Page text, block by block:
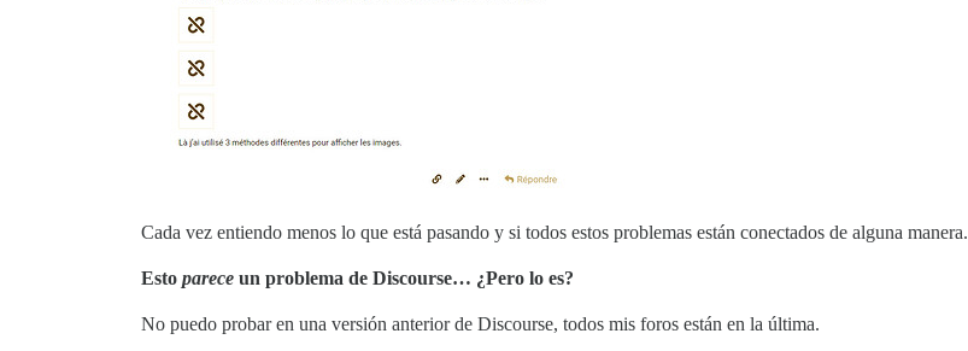
Cada vez entiendo menos lo que está pasando y si todos estos problemas están conectados de alguna manera.
Esto parece un problema de Discourse… ¿Pero lo es?
No puedo probar en una versión anterior de Discourse, todos mis foros están en la última.